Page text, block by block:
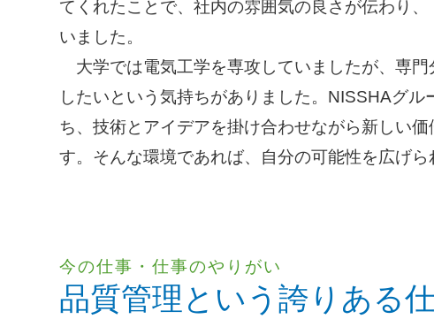
てくれたことで、社内の雰囲気の良さが伝わり
いました。
大学では電気工学を専攻していましたが、専
したいという気持ちがありました。NISSHAグル
ち、技術とアイデアを掛け合わせながら新しい
す。そんな環境であれば、自分の可能性を広げら
今の仕事・仕事のやりがい
品質管理という誇りある